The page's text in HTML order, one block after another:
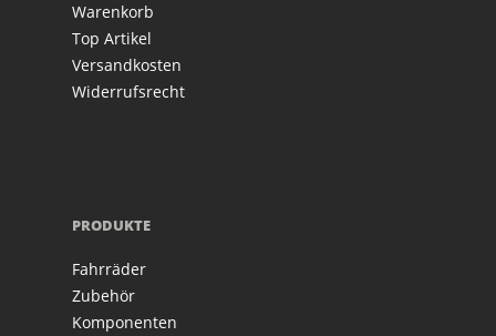
Warenkorb
Top Artikel
Versandkosten
Widerrufsrecht
PRODUKTE
Fahrräder
Zubehör
Komponenten